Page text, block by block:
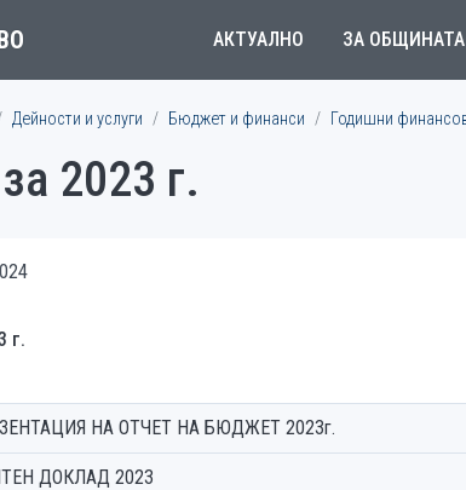
АКТУАЛНО ЗА ОБЩИНАТА
Дейности и услуги Бюджет и финанси Годишни
2023 г.
г.
НА ОТЧЕТ НА БЮДЖЕТ 2023г.
ДОКЛАД 2023